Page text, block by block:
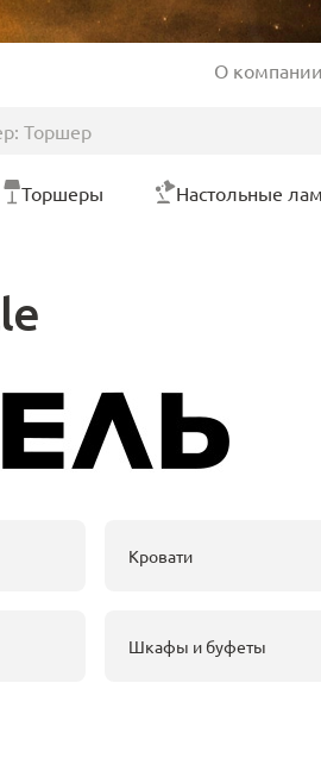
О компании
Торшеры Настольные
Кровати
Шкафы и буфеты